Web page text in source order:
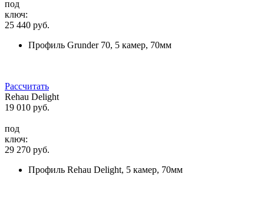
под
ключ:
25 440 руб.
Профиль Grunder 70, 5 камер, 70мм
Рассчитать
Rehau Delight
19 010 руб.
под
ключ:
29 270 руб.
Профиль Rehau Delight, 5 камер, 70мм